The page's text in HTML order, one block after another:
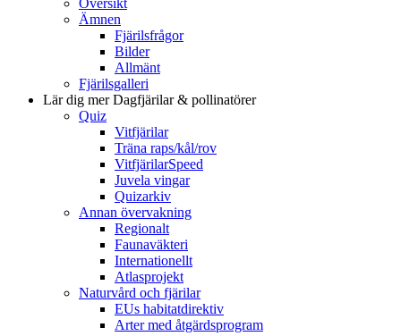
Ämnen
Fjärilsfrågor
Bilder
Allmänt
Fjärilsgalleri
Lär dig merDagfjärilar & pollinatörer
Quiz
Vitfjärilar
Träna raps/kål/rov
VitfjärilarSpeed
Juvela vingar
Quizarkiv
Annan övervakning
Regionalt
Faunaväkteri
Internationellt
Atlasprojekt
Naturvård och fjärilar
EUs habitatdirektiv
Arter med åtgärdsprogram